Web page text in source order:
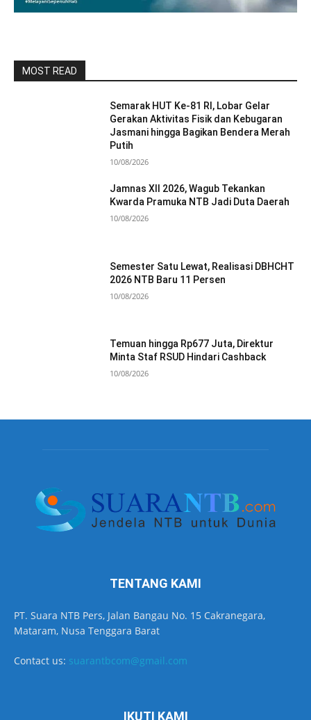
MOST READ
Semarak HUT Ke-81 RI, Lobar Gelar
Gerakan Aktivitas Fisik dan Kebugaran
Jasmani hingga Bagikan Bendera Merah
Putih
10/08/2026
Jamnas XII 2026, Wagub Tekankan
Kwarda Pramuka NTB Jadi Duta Daerah
10/08/2026
Semester Satu Lewat, Realisasi DBHCHT
2026 NTB Baru 11 Persen
10/08/2026
Temuan hingga Rp677 Juta, Direktur
Minta Staf RSUD Hindari Cashback
10/08/2026
TENTANG KAMI
PT. Suara NTB Pers, Jalan Bangau No. 15 Cakranegara,
Mataram, Nusa Tenggara Barat
Contact us: suarantbcom@gmail.com
IKUTI KAMI